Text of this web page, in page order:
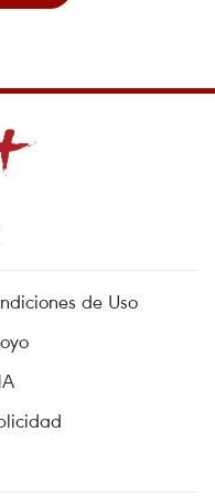
de Uso